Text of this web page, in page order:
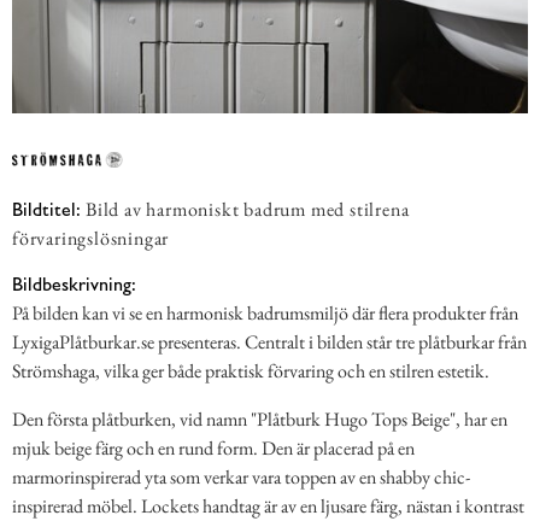
Bildtitel: Bild av harmoniskt badrum med stilrena
förvaringslösningar
Bildbeskrivning:
På bilden kan vi se en harmonisk badrumsmiljö där flera produkter från
LyxigaPlåtburkar.se presenteras. Centralt i bilden står tre plåtburkar från
Strömshaga, vilka ger både praktisk förvaring och en stilren estetik.
Den första plåtburken, vid namn "Plåtburk Hugo Tops Beige", har en
mjuk beige färg och en rund form. Den är placerad på en
marmorinspirerad yta som verkar vara toppen av en shabby chic-
inspirerad möbel. Lockets handtag är av en ljusare färg, nästan i kontrast